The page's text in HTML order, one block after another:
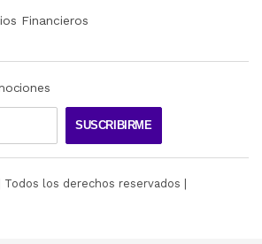
Financieros
SUSCRIBIRME
| Todos los derechos reservados |